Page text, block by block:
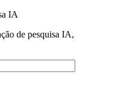
IA
de pesquisa IA,